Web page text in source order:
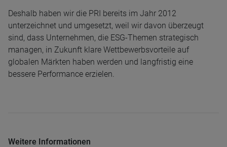
Deshalb haben wir die PRI bereits im Jahr 2012
unterzeichnet und umgesetzt, weil wir davon überzeugt
sind, dass Unternehmen, die ESG-Themen strategisch
managen, in Zukunft klare Wettbewerbsvorteile auf
globalen Märkten haben werden und langfristig eine
bessere Performance erzielen.
Weitere Informationen